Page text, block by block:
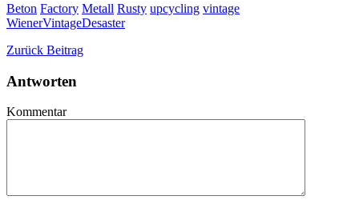
Beton Factory Metall Rusty upcycling vintage
WienerVintageDesaster
Zurück Beitrag
Antworten
Kommentar